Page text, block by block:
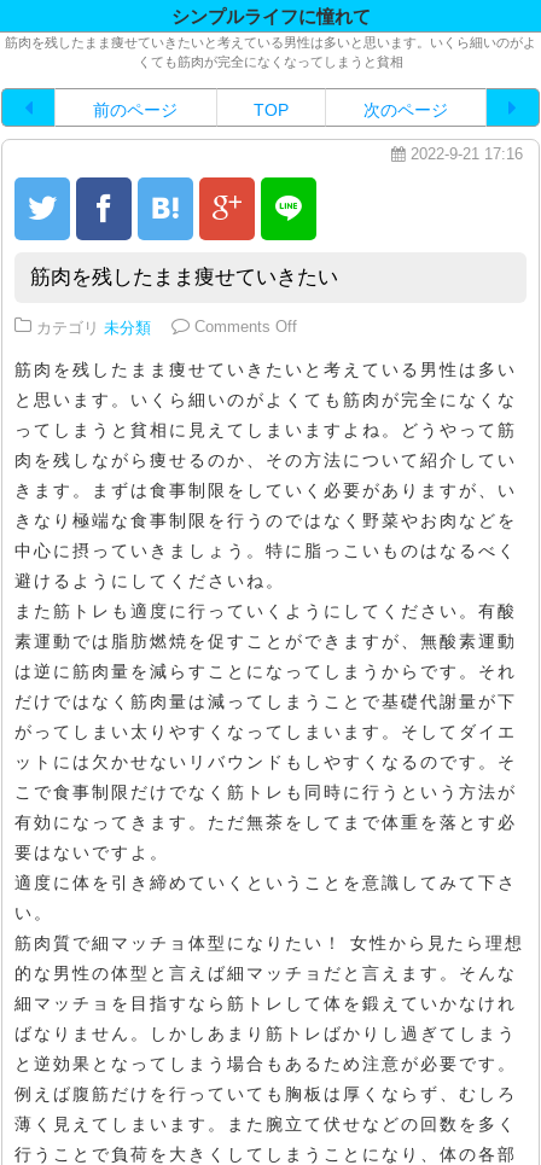
シンプルライフに憧れて
筋肉を残したまま痩せていきたいと考えている男性は多いと思います。いくら細いのがよ
くても筋肉が完全になくなってしまうと貧相
前のページ TOP 次のページ
2022-9-21 17:16
筋肉を残したまま痩せていきたい
カテゴリ 未分類 Comments Offon 筋肉を残したまま痩せていきた
筋肉を残したまま痩せていきたいと考えている男性は多い
と思います。いくら細いのがよくても筋肉が完全になくな
ってしまうと貧相に見えてしまいますよね。どうやって筋
肉を残しながら痩せるのか、その方法について紹介してい
きます。まずは食事制限をしていく必要がありますが、い
きなり極端な食事制限を行うのではなく野菜やお肉などを
中心に摂っていきましょう。特に脂っこいものはなるべく
避けるようにしてくださいね。
また筋トレも適度に行っていくようにしてください。有酸
素運動では脂肪燃焼を促すことができますが、無酸素運動
は逆に筋肉量を減らすことになってしまうからです。それ
だけではなく筋肉量は減ってしまうことで基礎代謝量が下
がってしまい太りやすくなってしまいます。そしてダイエ
ットには欠かせないリバウンドもしやすくなるのです。そ
こで食事制限だけでなく筋トレも同時に行うという方法が
有効になってきます。ただ無茶をしてまで体重を落とす必
要はないですよ。
適度に体を引き締めていくということを意識してみて下さ
い。
筋肉質で細マッチョ体型になりたい！ 女性から見たら理想
的な男性の体型と言えば細マッチョだと言えます。そんな
細マッチョを目指すなら筋トレして体を鍛えていかなけれ
ばなりません。しかしあまり筋トレばかりし過ぎてしまう
と逆効果となってしまう場合もあるため注意が必要です。
例えば腹筋だけを行っていても胸板は厚くならず、むしろ
薄く見えてしまいます。また腕立て伏せなどの回数を多く
行うことで負荷を大きくしてしまうことになり、体の各部